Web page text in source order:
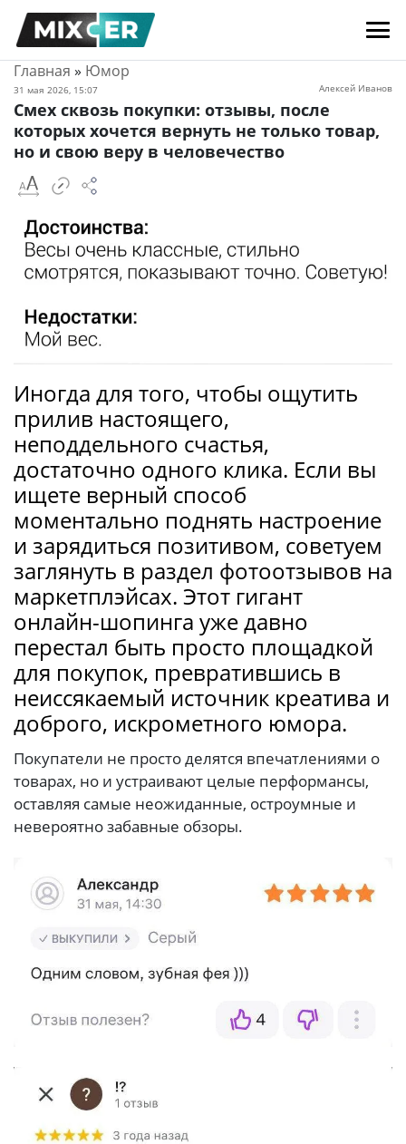
Главная » Юмор
31 мая 2026, 15:07 Алексей Иванов
Смех сквозь покупки: отзывы, после
которых хочется вернуть не только товар,
но и свою веру в человечество
Иногда для того, чтобы ощутить
прилив настоящего,
неподдельного счастья,
достаточно одного клика. Если вы
ищете верный способ
моментально поднять настроение
и зарядиться позитивом, советуем
заглянуть в раздел фотоотзывов на
маркетплэйсах. Этот гигант
онлайн-шопинга уже давно
перестал быть просто площадкой
для покупок, превратившись в
неиссякаемый источник креатива и
доброго, искрометного юмора.
Покупатели не просто делятся впечатлениями о
товарах, но и устраивают целые перформансы,
оставляя самые неожиданные, остроумные и
невероятно забавные обзоры.